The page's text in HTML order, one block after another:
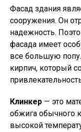
Фасад здания
сооружения. Он
надежность.
фасада имеет
все большую
кирпич, который
Клинкер — это
обжига обычного
высокой